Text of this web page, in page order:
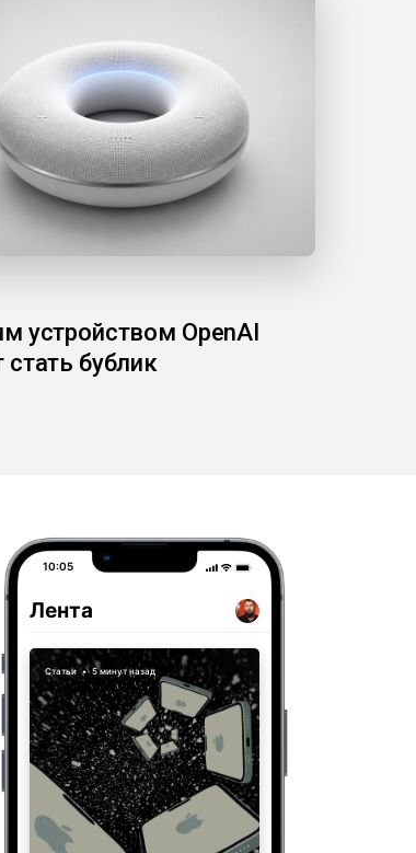
устройством OpenAI
бублик
10:05
Лента
Статьи • 5 минут назад